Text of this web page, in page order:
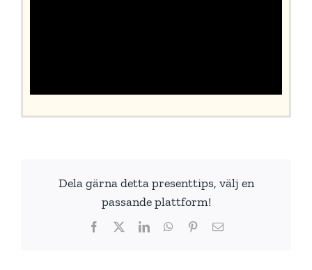
Dela gärna detta presenttips, välj en
passande plattform!
Facebook LinkedInWhatsApp
Pinterest
E-